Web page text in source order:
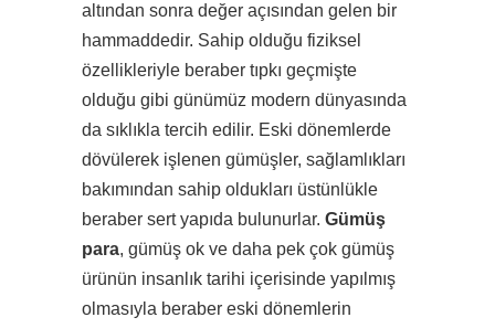
altından sonra değer açısından gelen bir
hammaddedir. Sahip olduğu fiziksel
özellikleriyle beraber tıpkı geçmişte
olduğu gibi günümüz modern dünyasında
da sıklıkla tercih edilir. Eski dönemlerde
dövülerek işlenen gümüşler, sağlamlıkları
bakımından sahip oldukları üstünlükle
beraber sert yapıda bulunurlar. Gümüş
para, gümüş ok ve daha pek çok gümüş
ürünün insanlık tarihi içerisinde yapılmış
olmasıyla beraber eski dönemlerin